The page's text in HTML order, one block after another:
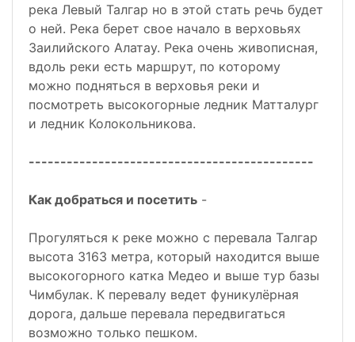
река Левый Талгар но в этой стать речь будет
о ней. Река берет свое начало в верховьях
Заилийского Алатау. Река очень живописная,
вдоль реки есть маршрут, по которому
можно подняться в верховья реки и
посмотреть высокогорные ледник Матталург
и ледник Колокольникова.
---------------------------------------------
Как добраться и посетить -
Прогуляться к реке можно с перевала Талгар
высота 3163 метра, который находится выше
высокогорного катка Медео и выше тур базы
Чимбулак. К перевалу ведет фуникулёрная
дорога, дальше перевала передвигаться
возможно только пешком.